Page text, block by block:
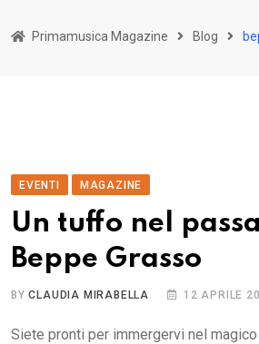
Primamusica Magazine Blog
EVENTI MAGAZINE
Un tuffo nel
Beppe Grasso
BYCLAUDIA MIRABELLA 12 APRILE
Siete pronti per immergervi nel